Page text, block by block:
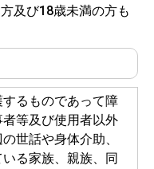
及び18歳未満の方も
るものであって障
等及び使用者以外
世話や身体介助、
る家族、親族、同